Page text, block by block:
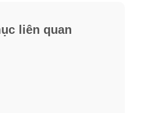
thành phần hiệu quả ở
có tất cả những lợi ích
để chăm sóc da hiệu
khí
liên quan